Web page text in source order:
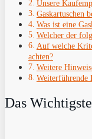
Unsere
Gaskartuschen
Was ist eine
Welcher der
Auf welche
achten?
Weitere
Weiterführende
Das